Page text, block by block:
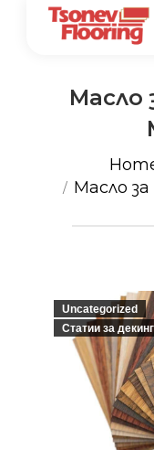
Масло
You are here:
Масло
Uncategorized
Статии за